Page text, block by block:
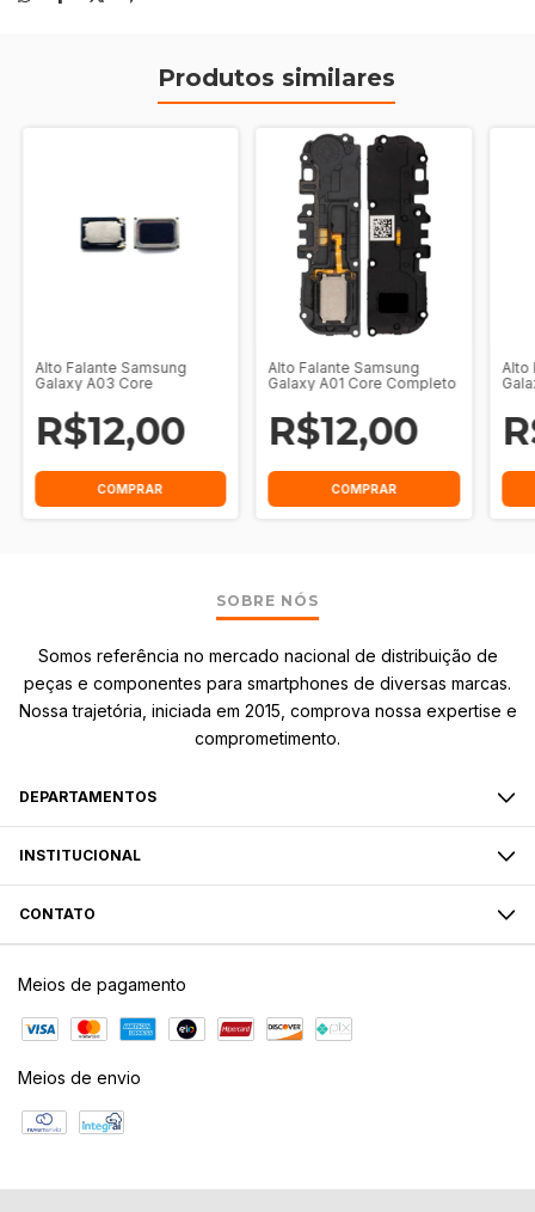
Produtos similares
Alto Falante Samsung
Galaxy A03 Core
R$12,00
Alto Falante Samsung
Galaxy A01 Core Completo
R$12,00
Alto
SOBRE NÓS
Somos referência no mercado nacional de distribuição de
peças e componentes para smartphones de diversas marcas.
Nossa trajetória, iniciada em 2015, comprova nossa expertise e
comprometimento.
DEPARTAMENTOS
INSTITUCIONAL
CONTATO
Meios de pagamento
Meios de envio